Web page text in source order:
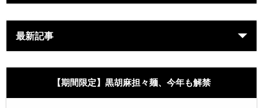
最新記事
【期間限定】黒胡麻担々麺、今年も解禁